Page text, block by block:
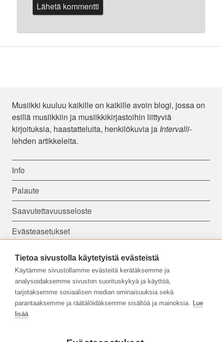
Musiikki kuuluu kaikille on kaikille avoin blogi, jossa on
esillä musiikkiin ja musiikkikirjastoihin liittyviä
kirjoituksia, haastatteluita, henkilökuvia ja Intervalli-
lehden artikkeleita.
Info
Palaute
Saavutettavuusseloste
Evästeasetukset
Seuraa meitä:
Tietoa sivustolla käytetyistä evästeistä
Käytämme sivustollamme evästeitä kerätäksemme ja
analysoidaksemme sivuston suorituskykyä ja käyttöä,
tarjotaksemme sosiaalisen median ominaisuuksia sekä
parantaaksemme ja räätälöidäksemme sisältöä ja mainoksia. Lue
lisää